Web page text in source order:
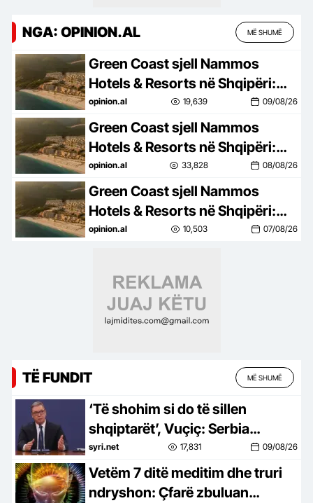
NGA: OPINION.AL MË SHUMË
Green Coast sjell Nammos
Hotels & Resorts në Shqipëri:
Destinacion i ri lifestyle
opinion.al 19,639 09/08/26
Green Coast sjell Nammos
Hotels & Resorts në Shqipëri:
Destinacion i ri lifestyle
opinion.al 33,828 08/08/26
Green Coast sjell Nammos
Hotels & Resorts në Shqipëri:
Destinacion i ri lifestyle
opinion.al 10,503 07/08/26
TË FUNDIT MË SHUMË
‘Të shohim si do të sillen
shqiptarët’, Vuçiç: Serbia
shqyrton ndryshimin e rrjedhës
së Ibërit
syri.net 17,831 09/08/26
Vetëm 7 ditë meditim dhe truri
ndryshon: Çfarë zbuluan